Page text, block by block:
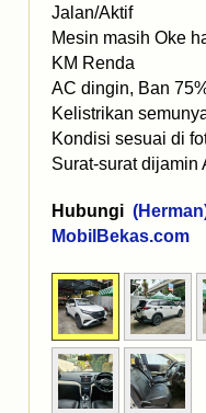
Jalan/Aktif
Mesin masih Oke
KM Renda
AC dingin, Ban
Kelistrikan
Kondisi sesuai di
Surat-surat dijamin
Hubungi
MobilBekas.com